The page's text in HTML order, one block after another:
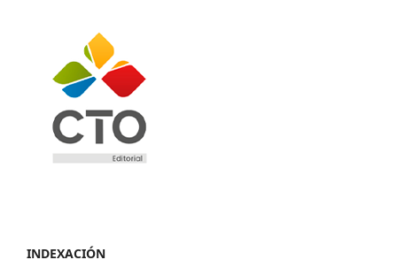
INDEXACIÓN